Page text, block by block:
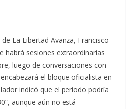
La Libertad Avanza, Francisco
habrá sesiones extraordinarias
luego de conversaciones con
el bloque oficialista en
indicó que el período podría
aunque aún no está